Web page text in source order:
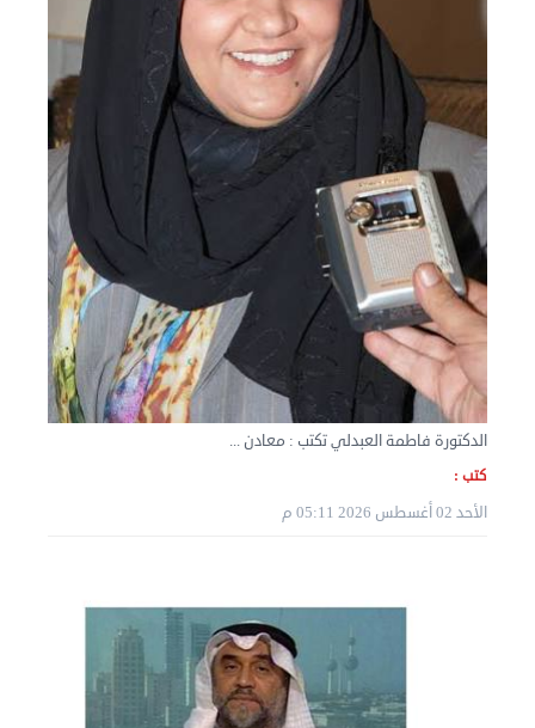
نقل عفش الكويت 50636444 فك وتركيب ايكيا محلي ...
الثلاثاء 03 سبتمبر 2024 07:06 م
نقل عفش المنطقه العاشره 50636444 فك وتركيب ...
الدكتورة فاطمة العبدلي تكتب : معادن ...
كتب :
الأحد 02 أغسطس 2026 05:11 م